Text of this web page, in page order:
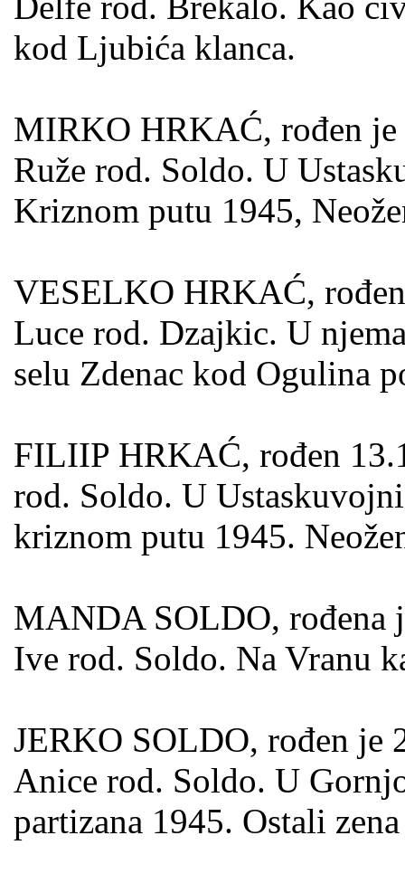
kod Ljubića klanca.
MIRKO HRKAĆ, rođen
Ruže rod. Soldo. U
Kriznom putu 1945,
VESELKO HRKAĆ,
Luce rod. Dzajkic. U
selu Zdenac kod Ogulina
FILIIP HRKAĆ, rođen
rod. Soldo. U
kriznom putu 1945.
MANDA SOLDO, rođena
Ive rod. Soldo. Na Vranu
JERKO SOLDO, rođen je
Anice rod. Soldo. U
partizana 1945. Ostali